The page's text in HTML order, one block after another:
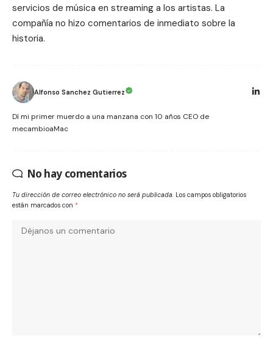
servicios de música en streaming a los artistas. La
compañía no hizo comentarios de inmediato sobre la
historia.
Alfonso Sanchez Gutierrez
Dí mi primer muerdo a una manzana con 10 años CEO de
mecambioaMac
No hay comentarios
Tu dirección de correo electrónico no será publicada. Los campos obligatorios
están marcados con *